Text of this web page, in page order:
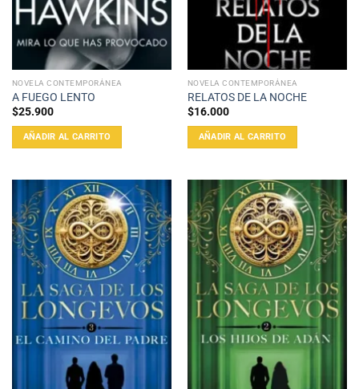
NOVELA CONTEMPORÁNEA
A FUEGO LENTO
$25.900
AÑADIR AL CARRITO
NOVELA CONTEMPORÁNEA
RELATOS DE LA NOCHE
$16.000
AÑADIR AL CARRITO